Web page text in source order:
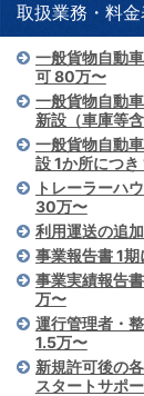
取扱業務・料金
一般貨物自動
可 80万〜
一般貨物自動
新設（車庫等
一般貨物自動
設 1か所につき
トレーラーハ
30万〜
利用運送の追
事業報告書 1
事業実績報告
万〜
運行管理者・
1.5万〜
新規許可後の
スタートサポ